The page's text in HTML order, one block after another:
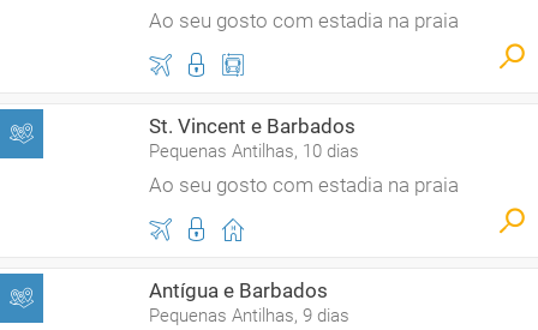
Ao seu gosto com estadia na praia
St. Vincent e Barbados
Pequenas Antilhas, 10 dias
Ao seu gosto com estadia na praia
Antígua e Barbados
Pequenas Antilhas, 9 dias